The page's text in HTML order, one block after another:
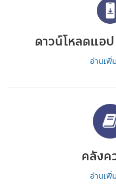
ดาวน์โหลดแอ
อ่านเพิ่
คลังค
อ่านเพิ่